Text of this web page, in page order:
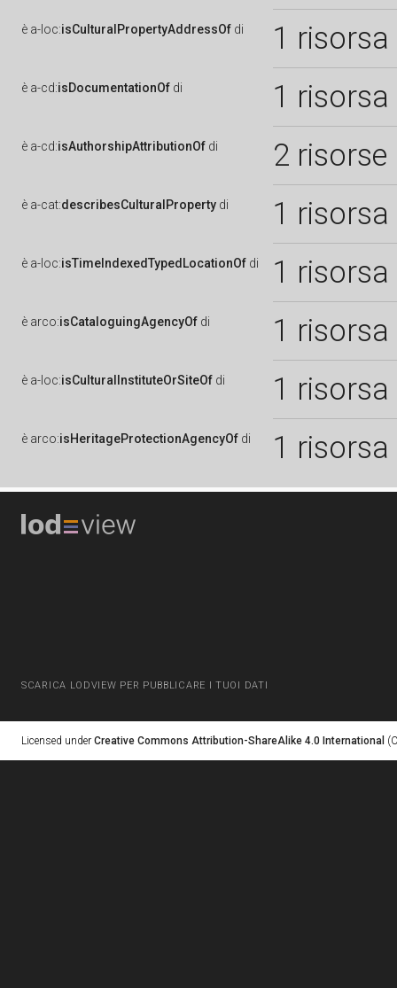
è a-loc:isCulturalPropertyAddressOf di 1 risorsa
è a-cd:isDocumentationOf di 1 risorsa
è a-cd:isAuthorshipAttributionOf di 2 risorse
è a-cat:describesCulturalProperty di 1 risorsa
è a-loc:isTimeIndexedTypedLocationOf di 1 risorsa
è arco:isCataloguingAgencyOf di 1 risorsa
è a-loc:isCulturalInstituteOrSiteOf di 1 risorsa
è arco:isHeritageProtectionAgencyOf di 1 risorsa
SCARICA LODVIEW PER PUBBLICARE I TUOI DATI
Licensed under Creative Commons Attribution-ShareAlike 4.0 International